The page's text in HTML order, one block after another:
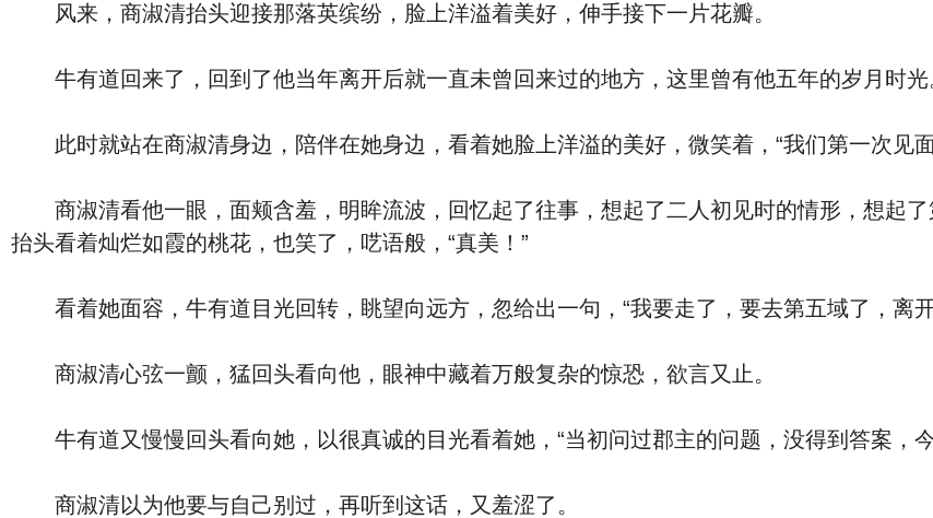
风来，商淑清抬头迎接那落英缤纷，脸上洋溢着美好，伸手接下一片花瓣。
牛有道回来了，回到了他当年离开后就一直未曾回来过的地方，这里曾有他五年的岁月时光
此时就站在商淑清身边，陪伴在她身边，看着她脸上洋溢的美好，微笑着，“我们第一次见
商淑清看他一眼，面颊含羞，明眸流波，回忆起了往事，想起了二人初见时的情形，想起了
抬头看着灿烂如霞的桃花，也笑了，呓语般，“真美！”
看着她面容，牛有道目光回转，眺望向远方，忽给出一句，“我要走了，要去第五域了，离
商淑清心弦一颤，猛回头看向他，眼神中藏着万般复杂的惊恐，欲言又止。
牛有道又慢慢回头看向她，以很真诚的目光看着她，“当初问过郡主的问题，没得到答案，
商淑清以为他要与自己别过，再听到这话，又羞涩了。